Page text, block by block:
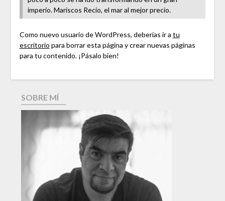
imperio. Mariscos Recio, el mar al mejor precio.
Como nuevo usuario de WordPress, deberías ir a tu
escritorio para borrar esta página y crear nuevas páginas
para tu contenido. ¡Pásalo bien!
SOBRE MÍ